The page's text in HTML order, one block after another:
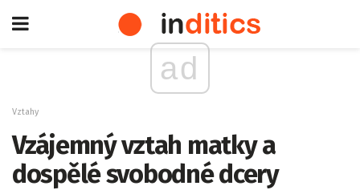
ad
Vztahy
Vzájemný vztah matky a
dospělé svobodné dcery